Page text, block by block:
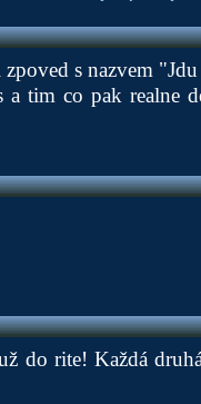
s nazvem
tim co pak realne
do rite! Každá